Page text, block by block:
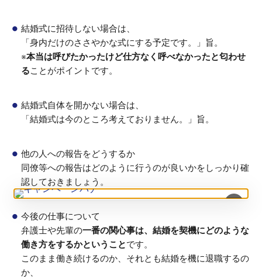
×
結婚式に招待しない場合は、
「身内だけのささやかな式にする予定です。」旨。
※本当は呼びたかったけど仕方なく呼べなかったと匂わせ
ることがポイントです。
結婚式自体を開かない場合は、
「結婚式は今のところ考えておりません。」旨。
他の人への報告をどうするか
同僚等への報告はどのように行うのが良いかをしっかり確
認しておきましょう。
今後の仕事について
弁護士や先輩の一番の関心事は、 結婚を契機にどのような
働き方をするかということです。
このまま働き続けるのか、それとも結婚を機に退職するの
か、